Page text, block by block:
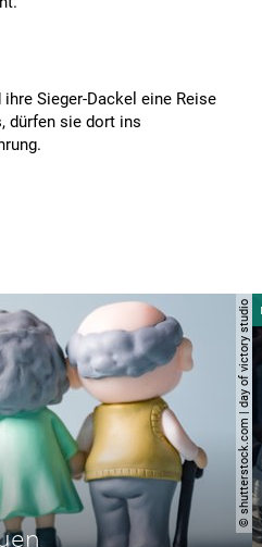
Sieger-Dackel eine Reise
dürfen sie dort ins
© shutterstock.com | day of victory studio